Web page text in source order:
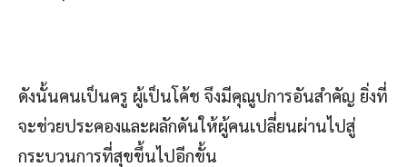
ดังนั้นคนเป็นครู ผู้เป็นโค้ช จึงมีคุณูปการอันสำคัญ ยิ่งที่
จะช่วยประคองและผลักดันให้ผู้คนเปลี่ยนผ่านไปสู่
กระบวนการที่สุขขึ้นไปอีกขั้น